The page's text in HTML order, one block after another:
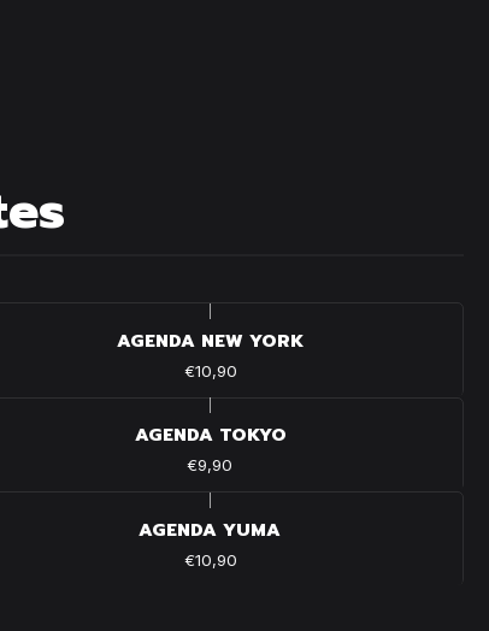
AGENDA NEW YORK
€10,90
AGENDA TOKYO
€9,90
AGENDA YUMA
€10,90